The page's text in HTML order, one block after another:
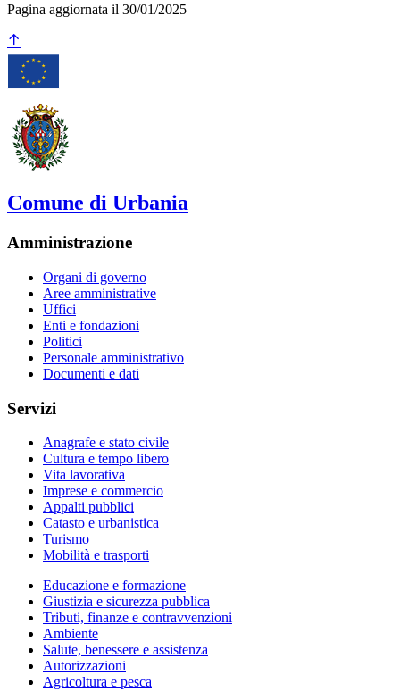
Pagina aggiornata il 30/01/2025
Comune di Urbania
Amministrazione
Organi di governo
Aree amministrative
Uffici
Enti e fondazioni
Politici
Personale amministrativo
Documenti e dati
Servizi
Anagrafe e stato civile
Cultura e tempo libero
Vita lavorativa
Imprese e commercio
Appalti pubblici
Catasto e urbanistica
Turismo
Mobilità e trasporti
Educazione e formazione
Giustizia e sicurezza pubblica
Tributi, finanze e contravvenzioni
Ambiente
Salute, benessere e assistenza
Autorizzazioni
Agricoltura e pesca